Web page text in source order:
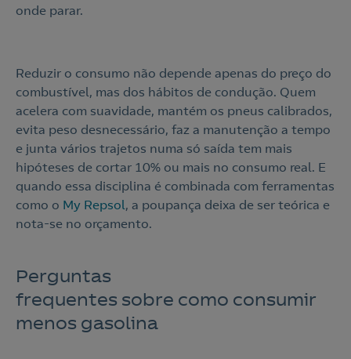
onde parar.
Reduzir o consumo não depende apenas do preço do
combustível, mas dos hábitos de condução. Quem
acelera com suavidade, mantém os pneus calibrados,
evita peso desnecessário, faz a manutenção a tempo
e junta vários trajetos numa só saída tem mais
hipóteses de cortar 10% ou mais no consumo real. E
quando essa disciplina é combinada com ferramentas
como o My Repsol, a poupança deixa de ser teórica e
nota-se no orçamento.
Perguntas
frequentes sobre como consumir
menos gasolina